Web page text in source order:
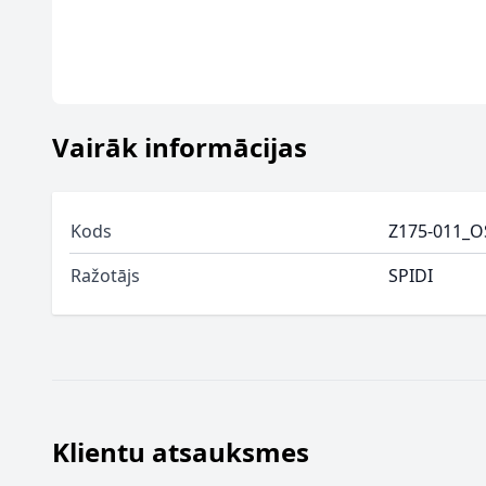
Vairāk informācijas
Kods
Z175-
Ražotājs
SPIDI
Klientu atsauksmes